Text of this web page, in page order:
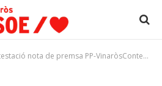
nota de premsa PP-VinaròsContestació nota de premsa PP-Vinaròs